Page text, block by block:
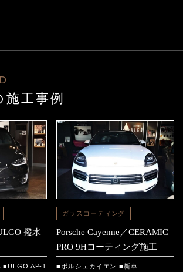
工事例
撥水
■ULGO AP-1
ガラスコーティング
Porsche Cayenne／CERAMIC
PRO 9Hコーティング施工
■ポルシェカイエン ■新車